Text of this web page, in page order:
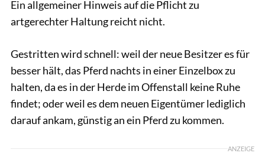
Ein allgemeiner Hinweis auf die Pflicht zu
artgerechter Haltung reicht nicht.
Gestritten wird schnell: weil der neue Besitzer es für
besser hält, das Pferd nachts in einer Einzelbox zu
halten, da es in der Herde im Offenstall keine Ruhe
findet; oder weil es dem neuen Eigentümer lediglich
darauf ankam, günstig an ein Pferd zu kommen.
ANZEIGE